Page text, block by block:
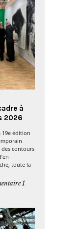
à
2026
19e édition
contours
toute la
1